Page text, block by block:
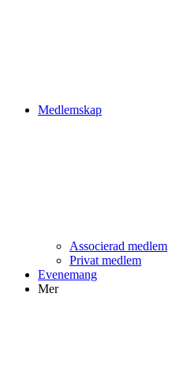
Medlemskap
Associerad medlem
Privat medlem
Evenemang
Mer